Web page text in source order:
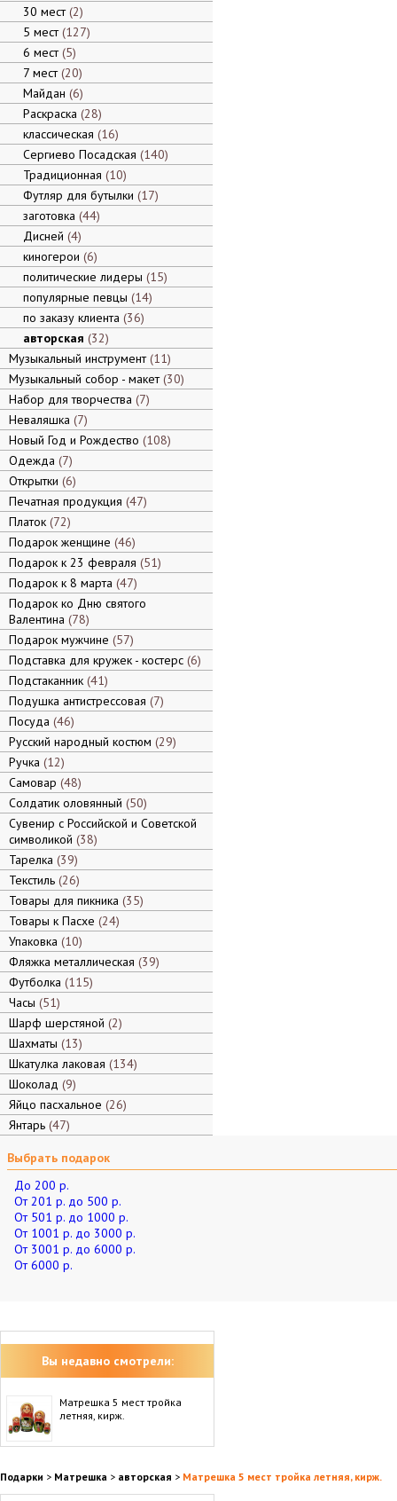
30 мест 2
5 мест 127
6 мест 5
7 мест 20
Майдан 6
Раскраска 28
классическая 16
Сергиево Посадская 140
Традиционная 10
Футляр для бутылки 17
заготовка 44
Дисней 4
киногерои 6
политические лидеры 15
популярные певцы 14
по заказу клиента 36
авторская 32
Музыкальный инструмент 11
Музыкальный собор - макет 30
Набор для творчества 7
Неваляшка 7
Новый Год и Рождество 108
Одежда 7
Открытки 6
Печатная продукция 47
Платок 72
Подарок женщине 46
Подарок к 23 февраля 51
Подарок к 8 марта 47
Подарок ко Дню святого
Валентина 78
Подарок мужчине 57
Подставка для кружек - костерс 6
Подстаканник 41
Подушка антистрессовая 7
Посуда 46
Русский народный костюм 29
Ручка 12
Самовар 48
Солдатик оловянный 50
Сувенир с Российской и Советской
символикой 38
Тарелка 39
Текстиль 26
Товары для пикника 35
Товары к Пасхе 24
Упаковка 10
Фляжка металлическая 39
Футболка 115
Часы 51
Шарф шерстяной 2
Шахматы 13
Шкатулка лаковая 134
Шоколад 9
Яйцо пасхальное 26
Янтарь 47
Выбрать подарок
До 200 р.
От 201 р. до 500 р.
От 501 р. до 1000 р.
От 1001 р. до 3000 р.
От 3001 р. до 6000 р.
От 6000 р.
Вы недавно смотрели:
Матрешка 5 мест тройка
летняя, кирж.
Подарки > Матрешка > авторская > Матрешка 5 мест тройка летняя, кирж.